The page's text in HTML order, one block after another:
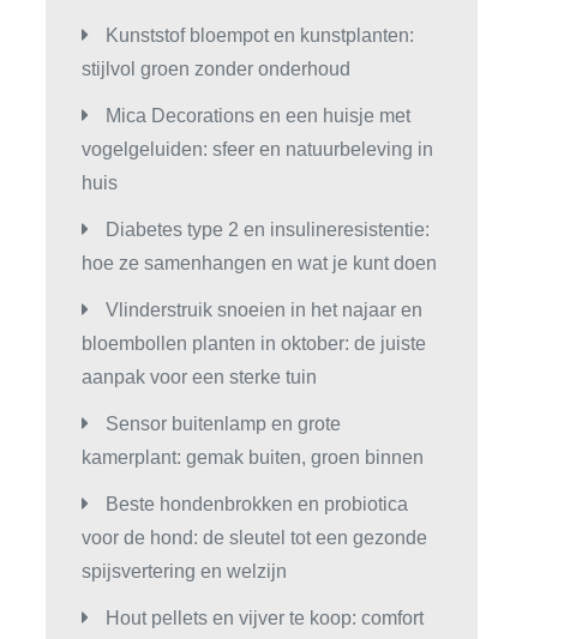
Kunststof bloempot en kunstplanten:
stijlvol groen zonder onderhoud
Mica Decorations en een huisje met
vogelgeluiden: sfeer en natuurbeleving in
huis
Diabetes type 2 en insulineresistentie:
hoe ze samenhangen en wat je kunt doen
Vlinderstruik snoeien in het najaar en
bloembollen planten in oktober: de juiste
aanpak voor een sterke tuin
Sensor buitenlamp en grote
kamerplant: gemak buiten, groen binnen
Beste hondenbrokken en probiotica
voor de hond: de sleutel tot een gezonde
spijsvertering en welzijn
Hout pellets en vijver te koop: comfort